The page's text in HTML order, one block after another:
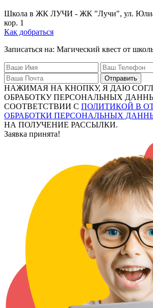
Школа в ЖК ЛУЧИ - ЖК "Лучи", ул.
кор. 1
Как добраться
Записаться на: Магический квест от
Отправить
НАЖИМАЯ НА КНОПКУ, Я ДАЮ
ОБРАБОТКУ ПЕРСОНАЛЬНЫХ
СООТВЕТСТВИИ С ПОЛИТИКОЙ В
ОБРАБОТКИ ПЕРСОНАЛЬНЫХ
НА ПОЛУЧЕНИЕ РАССЫЛКИ.
Заявка принята!